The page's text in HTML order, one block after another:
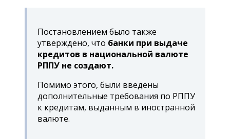
Постановлением было также
утверждено, что банки при выдаче
кредитов в национальной валюте
РППУ не создают.
Помимо этого, были введены
дополнительные требования по РППУ
к кредитам, выданным в иностранной
валюте.